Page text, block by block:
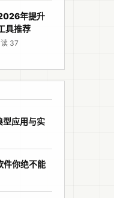
年提升
具推荐
37
型应用与实
件你绝不能